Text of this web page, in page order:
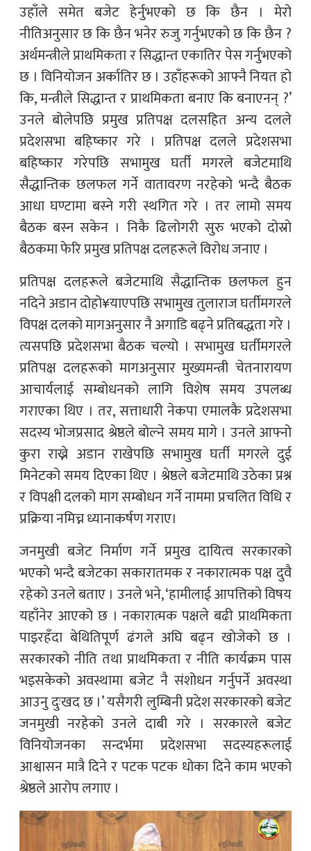
उहाँले समेत बजेट हेर्नुभएको छ कि छैन । मेरो
नीतिअनुसार छ कि छैन भनेर रुजु गर्नुभएको छ कि छैन ?
अर्थमन्त्रीले प्राथमिकता र सिद्धान्त एकातिर पेस गर्नुभएको
छ । विनियोजन अर्कातिर छ । उहाँहरूको आफ्नै नियत हो
कि, मन्त्रीले सिद्धान्त र प्राथमिकता बनाए कि बनाएनन् ?’
उनले बोलेपछि प्रमुख प्रतिपक्ष दलसहित अन्य दलले
प्रदेशसभा बहिष्कार गरे । प्रतिपक्ष दलले प्रदेशसभा
बहिष्कार गरेपछि सभामुख घर्ती मगरले बजेटमाथि
सैद्धान्तिक छलफल गर्ने वातावरण नरहेको भन्दै बैठक
आधा घण्टामा बस्ने गरी स्थगित गरे । तर लामो समय
बैठक बस्न सकेन । निकै ढिलोगरी सुरु भएको दोस्रो
बैठकमा फेरि प्रमुख प्रतिपक्ष दलहरूले विरोध जनाए ।
प्रतिपक्ष दलहरूले बजेटमाथि सैद्धान्तिक छलफल हुन
नदिने अडान दोहो¥याएपछि सभामुख तुलाराज घर्तीमगरले
विपक्ष दलको मागअनुसार नै अगाडि बढ्ने प्रतिबद्धता गरे ।
त्यसपछि प्रदेशसभा बैठक चल्यो । सभामुख घर्तीमगरले
प्रतिपक्ष दलहरूको मागअनुसार मुख्यमन्त्री चेतनारायण
आचार्यलाई सम्बोधनको लागि विशेष समय उपलब्ध
गराएका थिए । तर, सत्ताधारी नेकपा एमालकै प्रदेशसभा
सदस्य भोजप्रसाद श्रेष्ठले बोल्ने समय मागे । उनले आफ्नो
कुरा राख्ने अडान राखेपछि सभामुख घर्ती मगरले दुई
मिनेटको समय दिएका थिए । श्रेष्ठले बजेटमाथि उठेका प्रश्न
र विपक्षी दलको माग सम्बोधन गर्ने नाममा प्रचलित विधि र
प्रक्रिया नमिच्न ध्यानाकर्षण गराए।
जनमुखी बजेट निर्माण गर्ने प्रमुख दायित्व सरकारको
भएको भन्दै बजेटका सकारातमक र नकारात्मक पक्ष दुवै
रहेको उनले बताए । उनले भने, ‘हामीलाई आपत्तिको विषय
यहाँनेर आएको छ । नकारात्मक पक्षले बढी प्राथमिकता
पाइरहँदा बेथितिपूर्ण ढंगले अघि बढ्न खोजेको छ ।
सरकारको नीति तथा प्राथमिकता र नीति कार्यक्रम पास
भइसकेको अवस्थामा बजेट नै संशोधन गर्नुपर्ने अवस्था
आउनु दुःखद छ ।’ यसैगरी लुम्बिनी प्रदेश सरकारको बजेट
जनमुखी नरहेको उनले दाबी गरे । सरकारले बजेट
विनियोजनका सन्दर्भमा प्रदेशसभा सदस्यहरूलाई
आश्वासन मात्रै दिने र पटक पटक धोका दिने काम भएको
श्रेष्ठले आरोप लगाए ।